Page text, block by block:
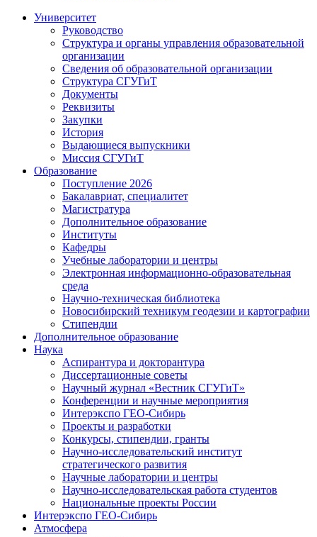
Университет
Руководство
Структура и органы управления образовательной
организации
Сведения об образовательной организации
Структура СГУГиТ
Документы
Реквизиты
Закупки
История
Выдающиеся выпускники
Миссия СГУГиТ
Образование
Поступление 2026
Бакалавриат, специалитет
Магистратура
Дополнительное образование
Институты
Кафедры
Учебные лаборатории и центры
Электронная информационно-образовательная
среда
Научно-техническая библиотека
Новосибирский техникум геодезии и картографии
Стипендии
Дополнительное образование
Наука
Аспирантура и докторантура
Диссертационные советы
Научный журнал «Вестник СГУГиТ»
Конференции и научные мероприятия
Интерэкспо ГЕО-Сибирь
Проекты и разработки
Конкурсы, стипендии, гранты
Научно-исследовательский институт
стратегического развития
Научные лаборатории и центры
Научно-исследовательская работа студентов
Национальные проекты России
Интерэкспо ГЕО-Сибирь
Атмосфера